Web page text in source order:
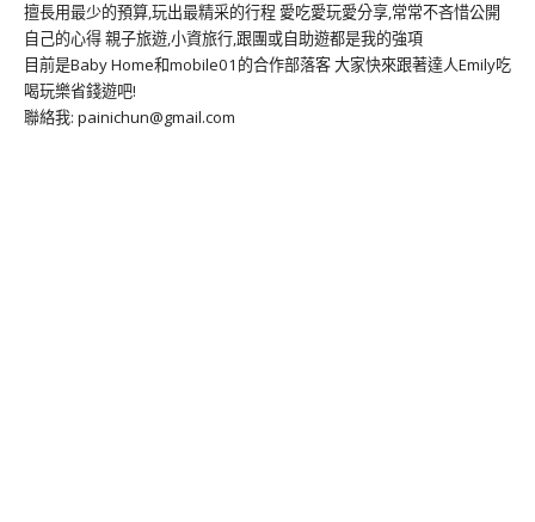
擅長用最少的預算,玩出最精采的行程 愛吃愛玩愛分享,常常不吝惜公開
自己的心得 親子旅遊,小資旅行,跟團或自助遊都是我的強項
目前是Baby Home和mobile01的合作部落客 大家快來跟著達人Emily吃
喝玩樂省錢遊吧!
聯絡我: painichun@gmail.com